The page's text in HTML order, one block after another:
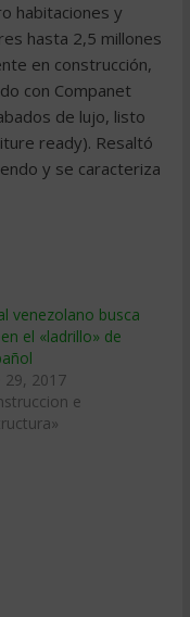
habitaciones y
hasta 2,5 millones
en construcción,
con Companet
de lujo, listo
ready). Resaltó
y se caracteriza
venezolano busca
el «ladrillo» de
29, 2017
e